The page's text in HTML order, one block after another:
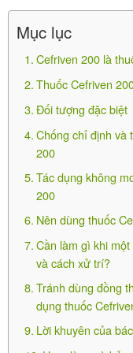
-Tiền sử co giật.
-Suy gan, thận.
Lái xe và vận
-Thuốc không gây
Tác dụng
thuốc
Mục lục
Cefriven 200 là
Thuốc Cefriven
Đối tượng đặc biệt
Chống chỉ định và
200
Tác dụng không
200
Nên dùng thuốc
Cần làm gì khi
và cách xử trí?
Tránh dùng đồng
dụng thuốc
Lời khuyên của